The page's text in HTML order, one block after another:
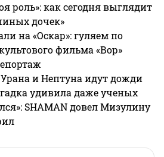
роль»: как сегодня выглядит
дочек»
на «Оскар»: гуляем по
фильма «Вор»
и Нептуна идут дожди
удивила даже ученых
SHAMAN довел Мизулину